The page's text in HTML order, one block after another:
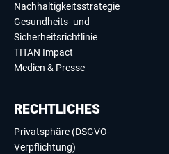
Nachhaltigkeitsstrategie
Gesundheits- und
Sicherheitsrichtlinie
TITAN Impact
Medien & Presse
RECHTLICHES
Privatsphäre (DSGVO-
Verpflichtung)